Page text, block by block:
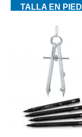
TALLA EN